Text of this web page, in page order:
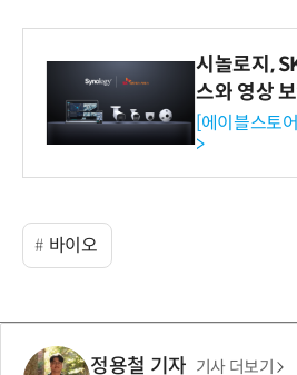
시놀로지,
스와 영상
독점 판매
[에이블스토
>
바이오
정용철 기자 기사 더보기